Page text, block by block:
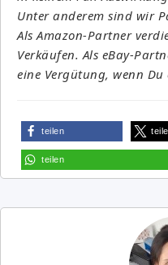
Unter anderem sind wir
Als Amazon-Partner
Verkäufen. Als eBay-
eine Vergütung, wenn
teilen
teilen